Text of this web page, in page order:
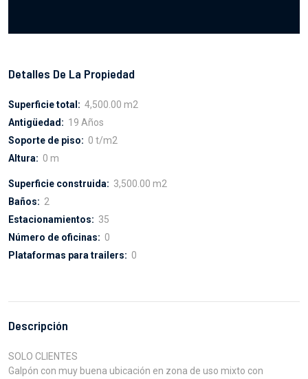
Detalles De La Propiedad
Superficie total: 4,500.00 m2
Antigüedad: 19 Años
Soporte de piso: 0 t/m2
Altura: 0 m
Superficie construida: 3,500.00 m2
Baños: 2
Estacionamientos: 35
Número de oficinas: 0
Plataformas para trailers: 0
Descripción
SOLO CLIENTES
Galpón con muy buena ubicación en zona de uso mixto con